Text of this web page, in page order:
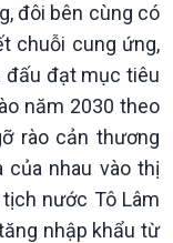
& Công nghệ
học & Công nghệ
nghệ
với biến đổi
đôi bên cùng có
chuỗi cung ứng,
đấu đạt mục tiêu
năm 2030 theo
rào cản thương
nhau vào thị
nước Tô Lâm
nhập khẩu từ